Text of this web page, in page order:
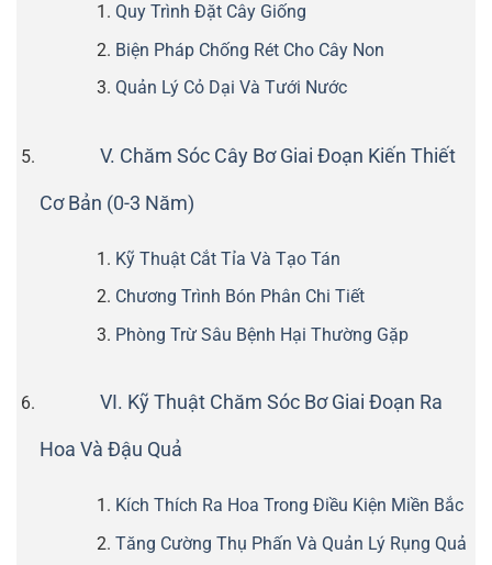
Quy Trình Đặt Cây Giống
Biện Pháp Chống Rét Cho Cây Non
Quản Lý Cỏ Dại Và Tưới Nước
V. Chăm Sóc Cây Bơ Giai Đoạn Kiến Thiết
Cơ Bản (0-3 Năm)
Kỹ Thuật Cắt Tỉa Và Tạo Tán
Chương Trình Bón Phân Chi Tiết
Phòng Trừ Sâu Bệnh Hại Thường Gặp
VI. Kỹ Thuật Chăm Sóc Bơ Giai Đoạn Ra
Hoa Và Đậu Quả
Kích Thích Ra Hoa Trong Điều Kiện Miền Bắc
Tăng Cường Thụ Phấn Và Quản Lý Rụng Quả